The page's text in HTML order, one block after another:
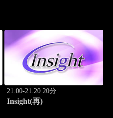
21:00-21:20 20分
Insight(再)